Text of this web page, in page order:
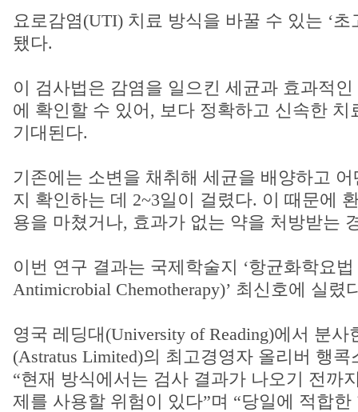
요로감염(UTI) 치료 방식을 바꿀 수 있는 ‘초
됐다.
이 검사법은 감염을 일으킨 세균과 효과적
에 확인할 수 있어, 보다 정확하고 신속한 치
기대된다.
기존에는 소변을 채취해 세균을 배양하고
지 확인하는 데 2~3일이 걸렸다. 이 때문에
용을 마쳤거나, 효과가 없는 약을 처방받는
이번 연구 결과는 국제학술지 ‘항균화학요법
Antimicrobial Chemotherapy)’ 최신호에 실렸
영국 레딩대(University of Reading)에서 분
(Astratus Limited)의 최고경영자 올리버 행콕
“현재 방식에서는 검사 결과가 나오기 전까
제를 사용할 위험이 있다”며 “당일에 적합